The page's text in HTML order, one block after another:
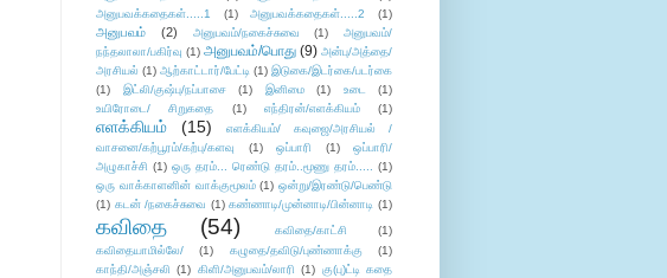
அனுபவக்கதைகள்.....1
(1) அனுபவக்கதைகள்.....2 (1)
அனுபவம் (2) அனுபவம்/நகைச்சுவை (1)
அனுபவம்/
நந்தலாலா/பகிர்வு (1) அனுபவம்/பொது (9) அன்பு/அத்தை/
அரசியல் (1) ஆற்காட்டார்/பேட்டி (1) இடுகை/இடர்கை/படர்கை
(1)
இட்லி/குஷ்பு/நப்பாசை (1) இனிமை (1) உடை
(1)
உயிரோடை/ சிறுகதை
(1) எந்திரன்/எளக்கியம் (1)
எளக்கியம் (15)
எளக்கியம்/ கவுஜை/அரசியல் /
வாசனை/கற்பூரம்/கற்பு/களவு
(1) ஒப்பாரி (1)
ஒப்பாரி/
அழுகாச்சி (1) ஒரு தரம்... ரெண்டு தரம்..மூணு தரம்..... (1)
ஒரு வாக்காளனின் வாக்குமூலம் (1) ஒன்று/இரண்டு/பெண்டு
(1) கடன் /நகைச்சுவை (1) கண்ணாடி/முன்னாடி/பின்னாடி (1)
கவிதை (54) கவிதை/காட்சி
(1)
கவிதையாமில்லே/
(1) கழுதை/தவிடு/புண்ணாக்கு
(1)
காந்தி/அஞ்சலி (1) கிளி/அனுபவம்/லாரி (1) கு(பு)ட்டி கதை